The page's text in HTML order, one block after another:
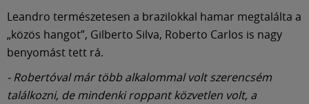
Leandro természetesen a brazilokkal hamar megtalálta a
„közös hangot”, Gilberto Silva, Roberto Carlos is nagy
benyomást tett rá.
- Robertóval már több alkalommal volt szerencsém
találkozni, de mindenki roppant közvetlen volt, a